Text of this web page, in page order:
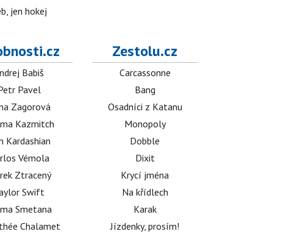
jen hokej
Babiš
Pavel
Zagorová
Kazmitch
Kardashian
Vémola
Ztracený
Swift
Smetana
Chalamet
Zestolu.cz
Carcassonne
Bang
Osadníci z Katanu
Monopoly
Dobble
Dixit
Krycí jména
Na křídlech
Karak
Jízdenky, prosím!